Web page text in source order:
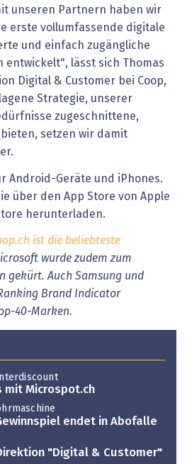
unseren Partnern haben wir
erste vollumfassende digitale
und einfach zugängliche
entwickelt", lässt sich Thomas
Digital & Customer bei Coop,
Strategie, unserer
zugeschnittene,
setzen wir damit
Android-Geräte und iPhones.
über den App Store von Apple
herunterladen.
ist die beliebteste
wurde zudem zum
gekürt. Auch Samsung und
Brand Indicator
40-Marken.
mit Microspot.ch
endet in Abofalle
"Digital & Customer"